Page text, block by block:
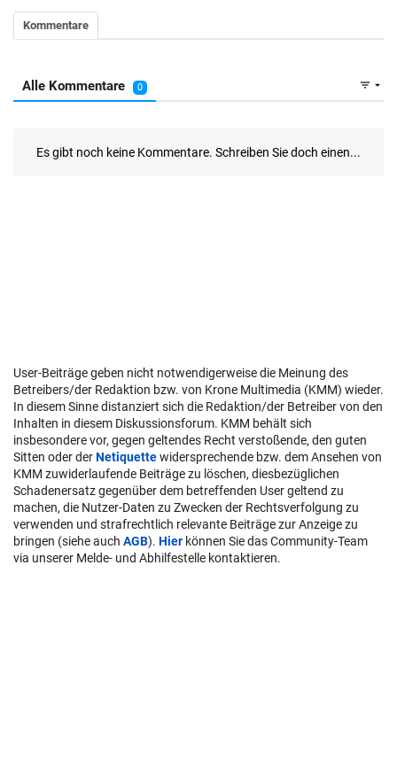
User-Beiträge geben nicht notwendigerweise die Meinung des
Betreibers/der Redaktion bzw. von Krone Multimedia (KMM) wieder.
In diesem Sinne distanziert sich die Redaktion/der Betreiber von den
Inhalten in diesem Diskussionsforum. KMM behält sich
insbesondere vor, gegen geltendes Recht verstoßende, den guten
Sitten oder derNetiquettewidersprechende bzw. dem Ansehen von
KMM zuwiderlaufende Beiträge zu löschen, diesbezüglichen
Schadenersatz gegenüber dem betreffenden User geltend zu
machen, die Nutzer-Daten zu Zwecken der Rechtsverfolgung zu
verwenden und strafrechtlich relevante Beiträge zur Anzeige zu
bringen (siehe auch AGB). Hier können Sie das Community-Team
via unserer Melde- und Abhilfestelle kontaktieren.